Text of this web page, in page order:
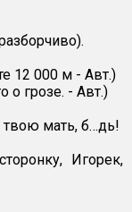
12 000 м - Авт.)
о грозе. - Авт.)
твою мать, б…дь!
Игорек,